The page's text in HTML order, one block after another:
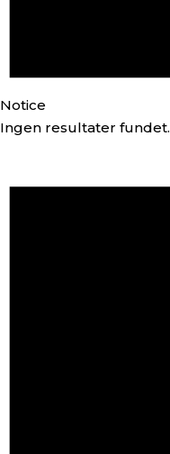
Notice
Ingen resultater fundet.